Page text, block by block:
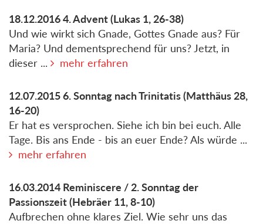
18.12.20164. Advent(Lukas 1, 26-38)
Und wie wirkt sich Gnade, Gottes Gnade aus? Für
Maria? Und dementsprechend für uns? Jetzt, in
dieser ...
mehr erfahren
12.07.20156. Sonntag nach Trinitatis(Matthäus 28,
16-20)
Er hat es versprochen. Siehe ich bin bei euch. Alle
Tage. Bis ans Ende - bis an euer Ende? Als würde ...
mehr erfahren
16.03.2014 Reminiscere / 2. Sonntag der
Passionszeit(Hebräer 11, 8-10)
Aufbrechen ohne klares Ziel. Wie sehr uns das